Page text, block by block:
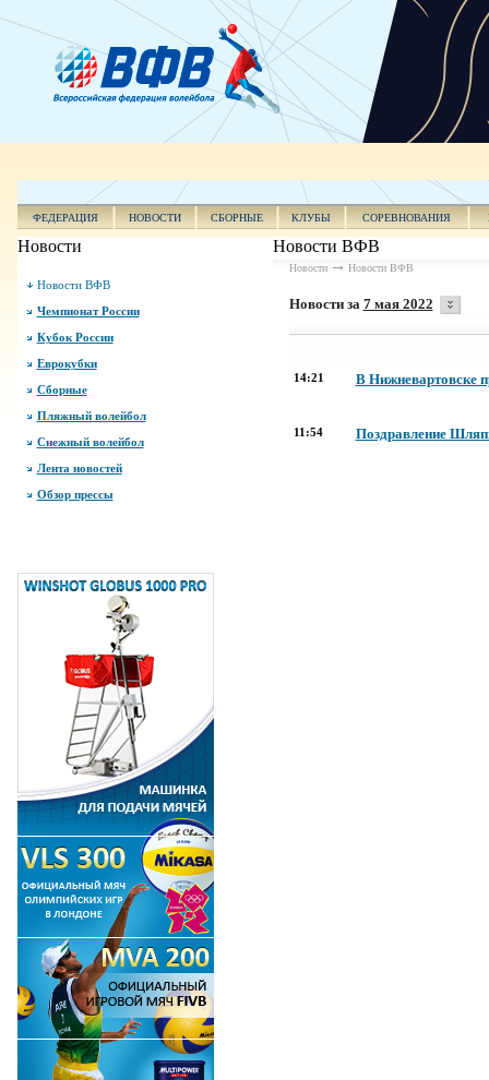
ФЕДЕРАЦИЯ НОВОСТИ СБОРНЫЕ КЛУБЫ СОРЕВНОВАНИЯ
Новости
Новости ВФВ
Чемпионат России
Кубок России
Еврокубки
Сборные
Пляжный волейбол
Снежный волейбол
Лента новостей
Обзор прессы
Новости ВФВ
Новости Новости ВФВ
Новости за 7 мая 2022
14:21 В Нижневартовске
11:54 Поздравление